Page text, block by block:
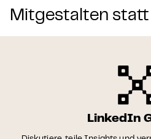
Mitgestalten statt
LinkedIn